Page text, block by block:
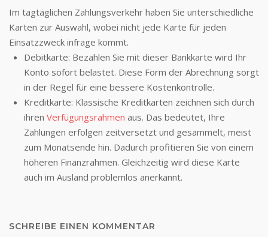
Im tagtäglichen Zahlungsverkehr haben Sie unterschiedliche
Karten zur Auswahl, wobei nicht jede Karte für jeden
Einsatzzweck infrage kommt.
Debitkarte: Bezahlen Sie mit dieser Bankkarte wird Ihr
Konto sofort belastet. Diese Form der Abrechnung sorgt
in der Regel für eine bessere Kostenkontrolle.
Kreditkarte: Klassische Kreditkarten zeichnen sich durch
ihren Verfügungsrahmen aus. Das bedeutet, Ihre
Zahlungen erfolgen zeitversetzt und gesammelt, meist
zum Monatsende hin. Dadurch profitieren Sie von einem
höheren Finanzrahmen. Gleichzeitig wird diese Karte
auch im Ausland problemlos anerkannt.
SCHREIBE EINEN KOMMENTAR